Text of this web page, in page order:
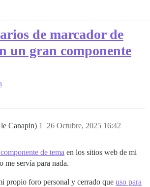
de marcador de
un gran componente
Canapin) 26 Octubre, 2025 16:42
1
de tema en los sitios web de mi
me servía para nada.
propio foro personal y cerrado que uso para